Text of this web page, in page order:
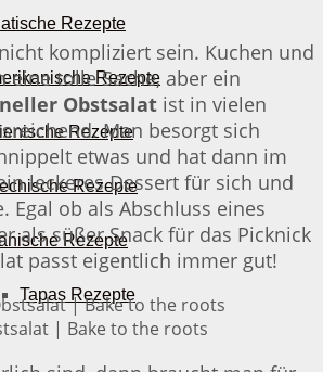
Rezepte
Rezepte
Rezepte
Rezepte
Rezepte
Tapas Rezepte
kompliziert sein. Kuchen und
eine tolle Sache, aber ein
Obstsalat ist in vielen
Man besorgt sich
etwas und hat dann im
leckeres Dessert für sich und
Egal ob als Abschluss eines
als süßer Snack für das Picknick
passt eigentlich immer gut!
| Bake to the roots